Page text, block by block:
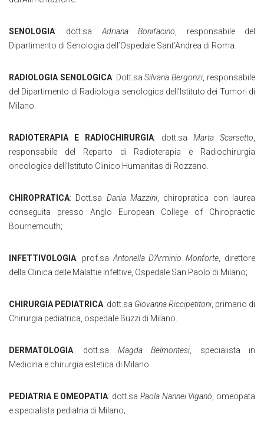
SENOLOGIA: dott.sa Adriana Bonifacino , responsabile del
Dipartimento di Senologia dell’Ospedale Sant’Andrea di Roma.
RADIOLOGIA SENOLOGICA: Dott.saSilvana Bergonzi , responsabile
del Dipartimento di Radiologia senologica dell’Istituto dei Tumori di
Milano.
RADIOTERAPIA E RADIOCHIRURGIA: dott.sa Marta Scarsetto
responsabile del Reparto di Radioterapia e Radiochirurgia
oncologica dell’Istituto Clinico Humanitas di Rozzano.
CHIROPRATICA: Dott.sa Dania Mazzini , chiropratica con laurea
conseguita presso Anglo European College of Chiropractic
Bournemouth;
INFETTIVOLOGIA: prof.sa Antonella D’Arminio Monforte , direttore
della Clinica delle Malattie Infettive, Ospedale San Paolo di Milano;
CHIRURGIA PEDIATRICA: dott.sa Giovanna Riccipetitoni , primario di
Chirurgia pediatrica, ospedale Buzzi di Milano.
DERMATOLOGIA: dott.sa Magda Belmontesi , specialista in
Medicina e chirurgia estetica di Milano.
PEDIATRIA E OMEOPATIA: dott.sa Paola Nannei Viganò , omeopata
e specialista pediatria di Milano;